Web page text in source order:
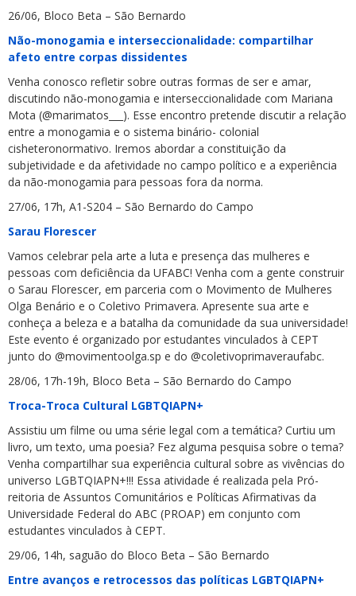
26/06, Bloco Beta – São Bernardo
Não-monogamia e interseccionalidade: compartilhar
afeto entre corpas dissidentes
Venha conosco refletir sobre outras formas de ser e amar,
discutindo não-monogamia e interseccionalidade com Mariana
Mota (@marimatos___). Esse encontro pretende discutir a relação
entre a monogamia e o sistema binário- colonial
cisheteronormativo. Iremos abordar a constituição da
subjetividade e da afetividade no campo político e a experiência
da não-monogamia para pessoas fora da norma.
27/06, 17h, A1-S204 – São Bernardo do Campo
Sarau Florescer
Vamos celebrar pela arte a luta e presença das mulheres e
pessoas com deficiência da UFABC! Venha com a gente construir
o Sarau Florescer, em parceria com o Movimento de Mulheres
Olga Benário e o Coletivo Primavera. Apresente sua arte e
conheça a beleza e a batalha da comunidade da sua universidade!
Este evento é organizado por estudantes vinculados à CEPT
junto do @movimentoolga.sp e do @coletivoprimaveraufabc.
28/06, 17h-19h, Bloco Beta – São Bernardo do Campo
Troca-Troca Cultural LGBTQIAPN+
Assistiu um filme ou uma série legal com a temática? Curtiu um
livro, um texto, uma poesia? Fez alguma pesquisa sobre o tema?
Venha compartilhar sua experiência cultural sobre as vivências do
universo LGBTQIAPN+!!! Essa atividade é realizada pela Pró-
reitoria de Assuntos Comunitários e Políticas Afirmativas da
Universidade Federal do ABC (PROAP) em conjunto com
estudantes vinculados à CEPT.
29/06, 14h, saguão do Bloco Beta – São Bernardo
Entre avanços e retrocessos das políticas LGBTQIAPN+